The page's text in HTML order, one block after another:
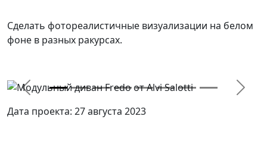
Сделать фотореалистичные визуализации на белом
фоне в разных ракурсах.
Previous
Next
Дата проекта: 27 августа 2023